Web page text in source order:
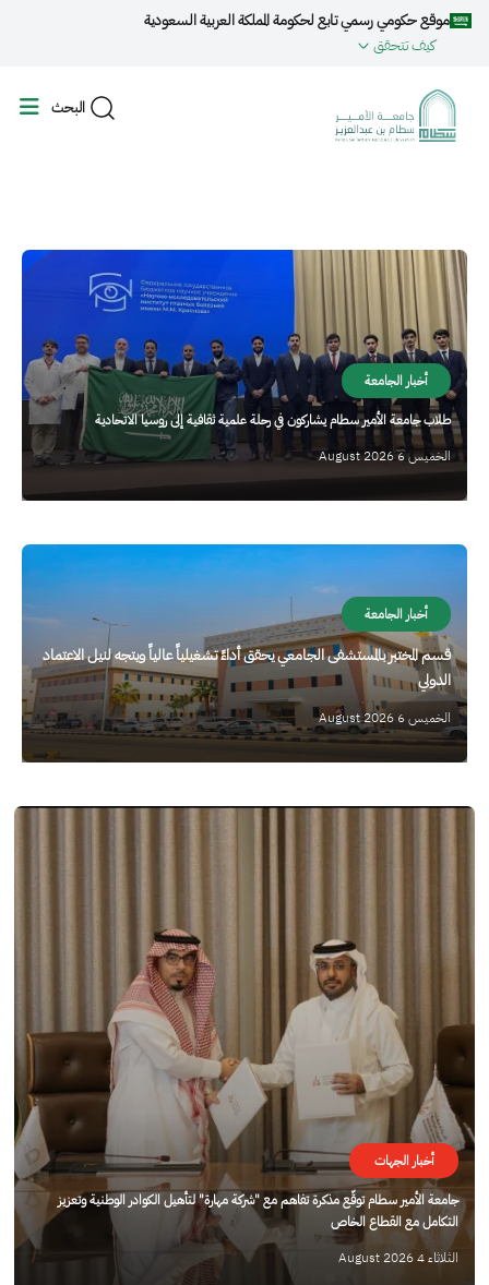
تجاوز إلى المحتوى الرئيسي
موقع حكومي رسمي تابع لحكومة المملكة العربية السعودية
كيف تتحقق
البحث
الصورة
أخبار الجامعة
طلاب جامعة الأمير سطام يشاركون في رحلة علمية ثقافية إلى روسيا الاتحادية
الخميس 6 August 2026
الصورة
أخبار الجامعة
قسم المختبر بالمستشفى الجامعي يحقق أداءً تشغيلياً عالياً ويتجه لنيل الاعتماد
الدولي
الخميس 6 August 2026
الصورة
أخبار الجهات
جامعة الأمير سطام توقّع مذكرة تفاهم مع "شركة مهارة" لتأهيل الكوادر الوطنية وتعزيز
التكامل مع القطاع الخاص
الثلاثاء 4 August 2026